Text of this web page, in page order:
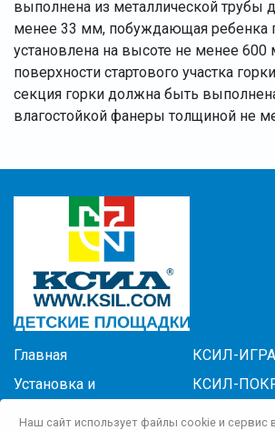
выполнена из металлической трубы
менее 33 мм, побуждающая ребенка
установлена на высоте не менее 600
поверхности стартового участка
секция горки должна быть
влагостойкой фанеры толщиной не
Главная
Установка и
КСИЛ-ИГРА
КСИЛ-
КСИЛ
Наш сайт использует файлы cookie и сервис